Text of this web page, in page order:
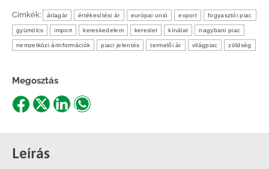
Címkék: átlagár értékesítési ár európai unió export fogyasztói piac
gyümölcs import kereskedelem kereslet kínálat nagybani piac
nemzetközi árinformációk piaci jelentés termelői ár világpiac zöldség
Megosztás
Share
Facebook
Share
X
ShareShare
Leírás